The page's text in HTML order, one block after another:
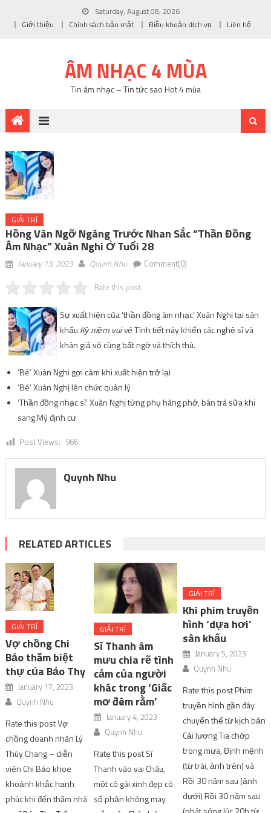
Saturday, August 08, 2026
Giới thiệu
Chính sách bảo mật Điều khoản dịch vụ Liên hệ
ÂM NHẠC 4 MÙA
Tin âm nhạc – Tin tức sao Hot 4 mùa
GIẢI TRÍ
Hồng Vân Ngỡ Ngàng Trước Nhan Sắc “thần Đồng
Âm Nhạc” Xuân Nghi Ở Tuổi 28
January 13, 2023 Quynh Nhu Comment(0)
Rate this post
Sự xuất hiện của ‘thần đồng âm nhạc’ Xuân Nghị tại sân
khấu Kỷ niệm vui vẻTình tiết này khiến các nghệ sĩ và
khán giả vô cùng bất ngờ và thích thú.
‘Bé’ Xuân Nghi gợi cảm khi xuất hiện trở lại
‘Bé’ Xuân Nghị lên chức quản lý
‘Thần đồng nhạc sĩ’ Xuân Nghị từng phụ hàng phở, bán trà sữa khi
sang Mỹ định cư
Post Views: 966
Quynh Nhu
RELATED ARTICLES
GIẢI TRÍ
Vợ chồng Chi
Bảo thăm biệt
thự của Bảo Thy
January 17, 2023
Quynh Nhu
Rate this post Vợ
chồng doanh nhân Lý
Thùy Chang – diễn
viên Chi Bảo khoe
khoảnh khắc hạnh
phúc khi đến thăm nhà
GIẢI TRÍ
Sĩ Thanh âm
mưu chia rẽ tình
cảm của người
khác trong ‘Giấc
mơ đêm rằm’
January 4, 2023
Quynh Nhu
Rate this post Sĩ
Thanh vào vai Châu,
một cô gái xinh đẹp có
số phận không may
GIẢI TRÍ
Khi phim truyền
hình ‘dựa hơi’
sân khấu
January 5, 2023
Quynh Nhu
Rate this post Phim
truyền hình gần đây
chuyển thể từ kịch bản
Cải lương Tia chớp
trong mưa, Định mệnh
(từ trái, ảnh trên) và
Rồi 30 năm sau (ảnh
dưới) Rồi 30 năm sau